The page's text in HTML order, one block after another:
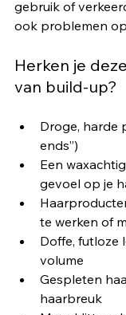
gebruik of
ook problemen
Herken je
van build-up?
Droge, harde
ends”)
Een
gevoel op je
te werken of
Doffe, futloze
volume
Gespleten
haarbreuk